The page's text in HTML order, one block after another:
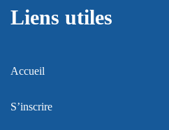
Liens utiles
Accueil
S’inscrire